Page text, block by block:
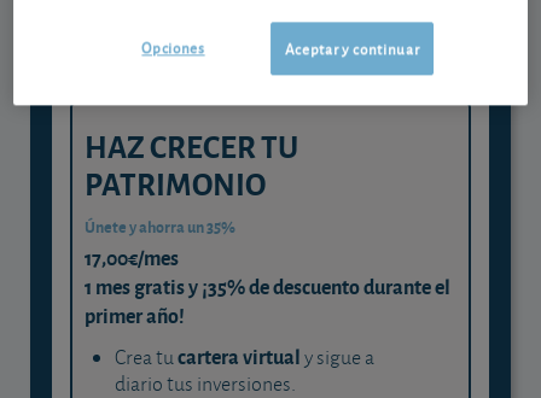
HAZ CRECER TU
PATRIMONIO
Únete y ahorra un 35%
17,00€/mes
1 mes gratis y ¡35% de descuento durante el
primer año!
Crea tucartera virtualy sigue a
diario tus inversiones.
Aceptar y continuar
Opciones